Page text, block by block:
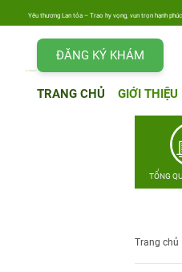
Yêu thương Lan tỏa – Trao hy vọng, vun trọn hạnh phúc gia
ĐĂNG KÝ KHÁM
TRANG CHỦ GIỚI THIỆU
TỔNG
Trang chủ